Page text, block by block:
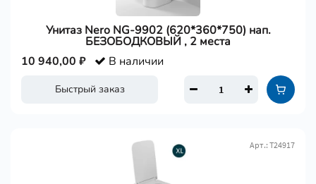
Унитаз Nero NG-9902 (620*360*750) нап.
БЕЗОБОДКОВЫЙ , 2 места
Быстрый заказ
10 940,00 ₽ В наличии
Арт.: Т24917